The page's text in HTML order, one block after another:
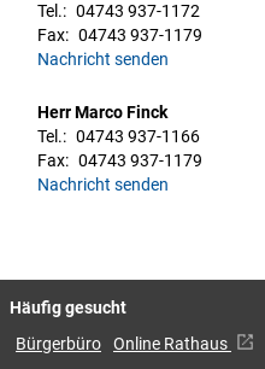
Tel.: 04743 937-1172
Fax: 04743 937-1179
Nachricht senden
Herr Marco Finck
Tel.: 04743 937-1166
Fax: 04743 937-1179
Nachricht senden
Häufig gesucht
Bürgerbüro Online Rathaus